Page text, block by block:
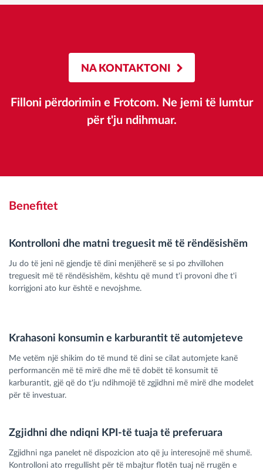
NA KONTAKTONI
Filloni përdorimin e Frotcom. Ne jemi të lumtur
për t'ju ndihmuar.
Benefitet
Kontrolloni dhe matni treguesit më të rëndësishëm
Ju do të jeni në gjendje të dini menjëherë se si po zhvillohen
treguesit më të rëndësishëm, kështu që mund t'i provoni dhe t'i
korrigjoni ato kur është e nevojshme.
Krahasoni konsumin e karburantit të automjeteve
Me vetëm një shikim do të mund të dini se cilat automjete kanë
performancën më të mirë dhe më të dobët të konsumit të
karburantit, gjë që do t'ju ndihmojë të zgjidhni më mirë dhe modelet
për të investuar.
Zgjidhni dhe ndiqni KPI-të tuaja të preferuara
Zgjidhni nga panelet në dispozicion ato që ju interesojnë më shumë.
Kontrolloni ato rregullisht për të mbajtur flotën tuaj në rrugën e